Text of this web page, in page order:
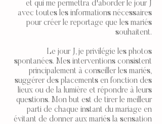
et qui me permettra d'aborder le jour J
avec toutes les informations nécessaires
pour créer le reportage que les mariés
souhaitent.
Le jour J, je privilégie les photos
spontanées. Mes interventions consistent
principalement à conseiller les mariés,
suggérer des placements en fonction des
lieux ou de la lumière et répondre à leurs
questions. Mon but est de tirer le meilleur
parti de chaque instant du mariage en
évitant de donner aux mariés la sensation